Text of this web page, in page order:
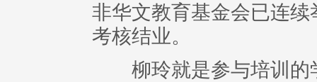
非华文教育基金会已连
考核结业。
柳玲就是参与培训的